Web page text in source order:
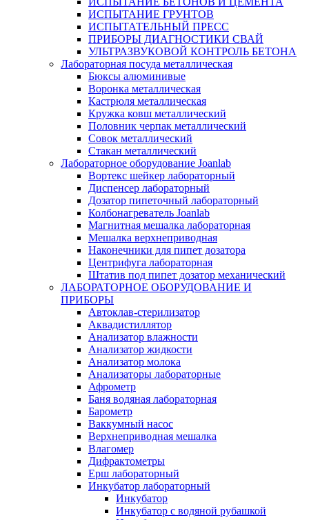
ИСПЫТАНИЕ ГРУНТОВ
ИСПЫТАТЕЛЬНЫЙ ПРЕСС
ПРИБОРЫ ДИАГНОСТИКИ СВАЙ
УЛЬТРАЗВУКОВОЙ КОНТРОЛЬ БЕТОНА
Лабораторная посуда металлическая
Бюксы алюминивые
Воронка металлическая
Кастрюля металлическая
Кружка ковш металлический
Половник черпак металлический
Совок металлический
Стакан металлический
Лабораторное оборудование Joanlab
Вортекс шейкер лабораторный
Диспенсер лабораторный
Дозатор пипеточный лабораторный
Колбонагреватель Joanlab
Магнитная мешалка лабораторная
Мешалка верхнеприводная
Наконечники для пипет дозатора
Центрифуга лабораторная
Штатив под пипет дозатор механический
ЛАБОРАТОРНОЕ ОБОРУДОВАНИЕ И
ПРИБОРЫ
Автоклав-стерилизатор
Аквадистиллятор
Анализатор влажности
Анализатор жидкости
Анализатор молока
Анализаторы лабораторные
Афрометр
Баня водяная лабораторная
Барометр
Ваккумный насос
Верхнеприводная мешалка
Влагомер
Дифрактометры
Ерш лабораторный
Инкубатор лабораторный
Инкубатор
Инкубатор с водяной рубашкой